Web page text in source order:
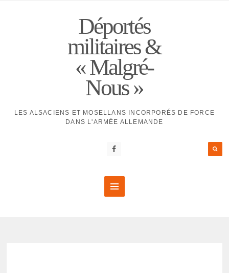
Déportés
militaires &
« Malgré-
Nous »
LES ALSACIENS ET MOSELLANS INCORPORÉS DE FORCE
DANS L'ARMÉE ALLEMANDE